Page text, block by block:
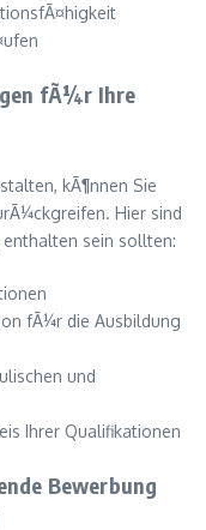
fÃ¼r Ihre
kÃ¶nnen Sie
Hier sind
enthalten sein sollten:
fÃ¼r die Ausbildung
und
Ihrer Qualifikationen
Bewerbung